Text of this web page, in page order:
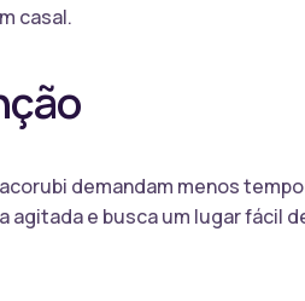
casal.
demandam menos
agitada e busca um lugar fácil